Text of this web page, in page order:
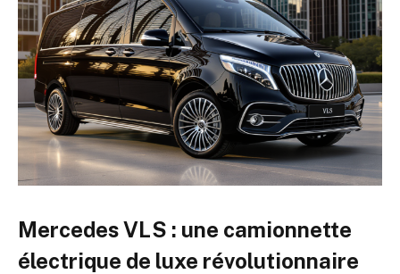
Mercedes VLS : une camionnette
électrique de luxe révolutionnaire